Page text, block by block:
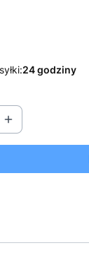
24 godziny